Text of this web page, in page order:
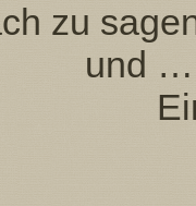
zu
und …